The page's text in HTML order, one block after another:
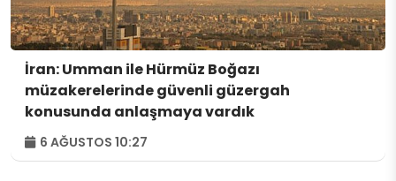
İran: Umman ile Hürmüz Boğazı
müzakerelerinde güvenli güzergah
konusunda anlaşmaya vardık
6 AĞUSTOS 10:27